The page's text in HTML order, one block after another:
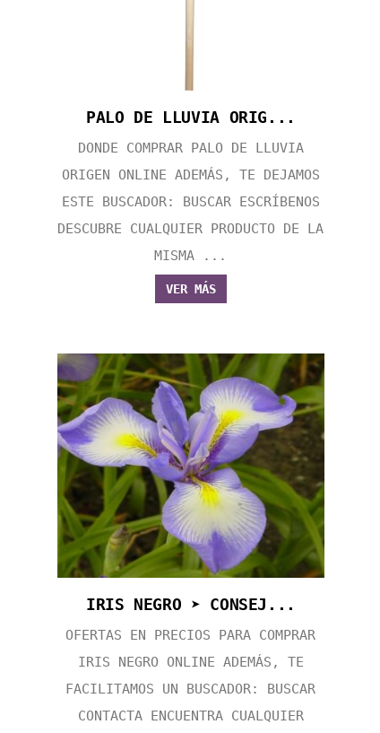
PALO DE LLUVIA ORIG...
DONDE COMPRAR PALO DE LLUVIA
ORIGEN ONLINE ADEMÁS, TE DEJAMOS
ESTE BUSCADOR: BUSCAR ESCRÍBENOS
DESCUBRE CUALQUIER PRODUCTO DE LA
MISMA ...
VER MÁS
IRIS NEGRO ➤ CONSEJ...
OFERTAS EN PRECIOS PARA COMPRAR
IRIS NEGRO ONLINE ADEMÁS, TE
FACILITAMOS UN BUSCADOR: BUSCAR
CONTACTA ENCUENTRA CUALQUIER